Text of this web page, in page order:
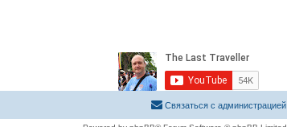
Связаться с администрацией